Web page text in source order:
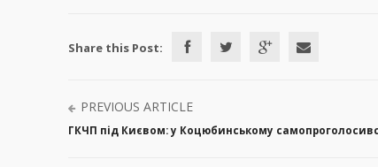
Share this Post:
PREVIOUS ARTICLE
ГКЧП під Києвом: у Коцюбинському